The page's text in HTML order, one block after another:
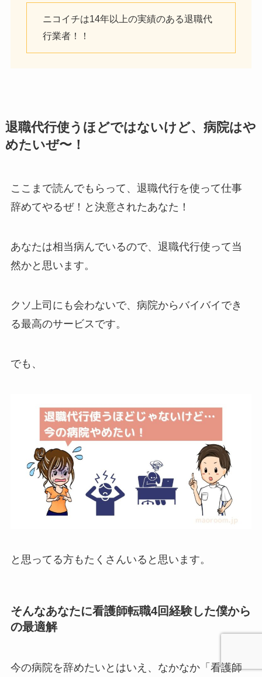
ニコイチは14年以上の実績のある退職代
行業者！！
退職代行使うほどではないけど、病院はや
めたいぜ〜！
ここまで読んでもらって、退職代行を使って仕事
辞めてやるぜ！と決意されたあなた！
あなたは相当病んでいるので、退職代行使って当
然かと思います。
クソ上司にも会わないで、病院からバイバイでき
る最高のサービスです。
でも、
と思ってる方もたくさんいると思います。
そんなあなたに看護師転職4回経験した僕から
の最適解
今の病院を辞めたいとはいえ、なかなか「看護師